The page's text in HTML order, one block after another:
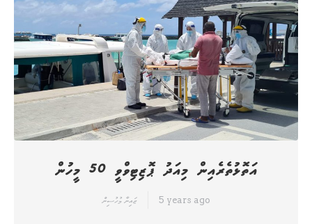
އަތޮޅުތެރެއިން މިއަދު ޕޮޒިޓިވްވީ 50 މީހުން
ޒައިނާ މުހުސިން 5 years ago